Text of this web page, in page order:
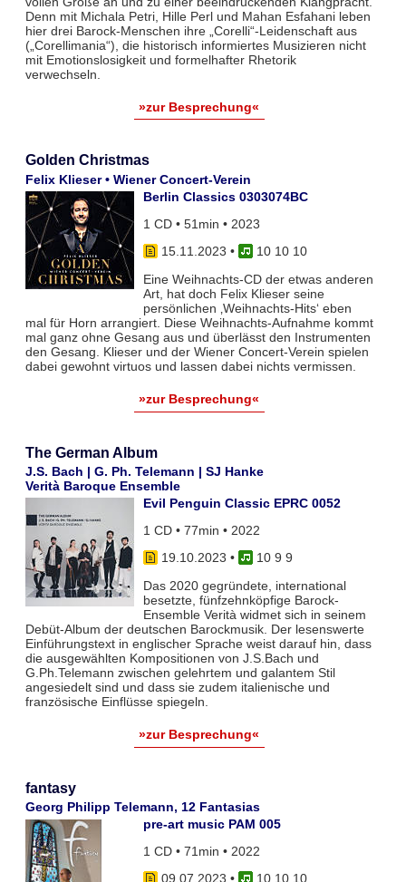
Denn mit Michala Petri, Hille Perl und Mahan Esfahani leben
hier drei Barock-Menschen ihre „Corelli“-Leidenschaft aus
(„Corellimania“), die historisch informiertes Musizieren nicht
mit Emotionslosigkeit und formelhafter Rhetorik
verwechseln.
»zur Besprechung«
Golden Christmas
Felix Klieser • Wiener Concert-Verein
Berlin Classics 0303074BC
1 CD • 51min • 2023
15.11.2023 •
10 10 10
Eine Weihnachts-CD der etwas anderen
Art, hat doch Felix Klieser seine
persönlichen ‚Weihnachts-Hits‘ eben
mal für Horn arrangiert. Diese Weihnachts-Aufnahme kommt
mal ganz ohne Gesang aus und überlässt den Instrumenten
den Gesang. Klieser und der Wiener Concert-Verein spielen
dabei gewohnt virtuos und lassen dabei nichts vermissen.
»zur Besprechung«
The German Album
J.S. Bach | G. Ph. Telemann | SJ Hanke
Verità Baroque Ensemble
Evil Penguin Classic EPRC 0052
1 CD • 77min • 2022
19.10.2023 •
10 9 9
Das 2020 gegründete, international
besetzte, fünfzehnköpfige Barock-
Ensemble Verità widmet sich in seinem
Debüt-Album der deutschen Barockmusik. Der lesenswerte
Einführungstext in englischer Sprache weist darauf hin, dass
die ausgewählten Kompositionen von J.S.Bach und
G.Ph.Telemann zwischen gelehrtem und galantem Stil
angesiedelt sind und dass sie zudem italienische und
französische Einflüsse spiegeln.
»zur Besprechung«
fantasy
Georg Philipp Telemann, 12 Fantasias
pre-art music PAM 005
1 CD • 71min • 2022
09.07.2023 •
10 10 10